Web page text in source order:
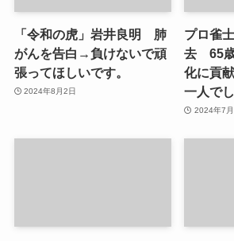
「令和の虎」岩井良明 肺
がんを告白→負けないで頑
張ってほしいです。
2024年8月2日
プロ雀
去 65
化に貢
一人でし
2024年7